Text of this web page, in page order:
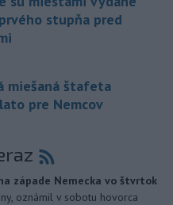
stupňa pred
miešaná štafeta
pre Nemcov
západe Nemecka vo štvrtok
oznámil v sobotu hovorca